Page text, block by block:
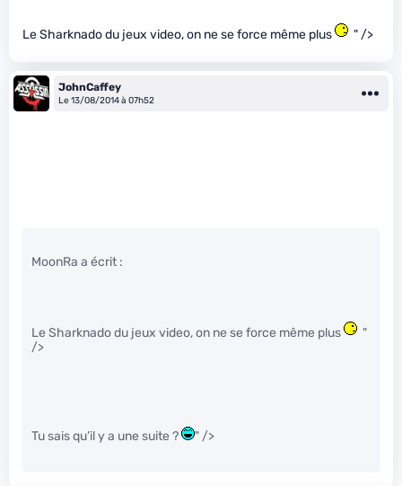
Le Sharknado du jeux video, on ne se force même plus " />
JohnCaffey
Le 13/08/2014 à 07h52
MoonRa a écrit :
Le Sharknado du jeux video, on ne se force même plus
"
/>
Tu sais qu’il y a une suite ? " />